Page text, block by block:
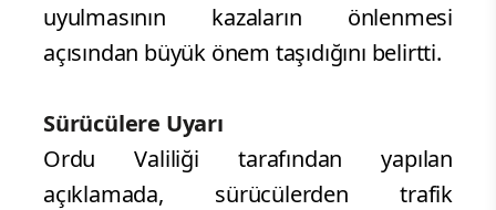
uyulmasının kazaların önlenmesi
açısından büyük önem taşıdığını belirtti.
Sürücülere Uyarı
Ordu Valiliği tarafından yapılan
açıklamada, sürücülerden trafik